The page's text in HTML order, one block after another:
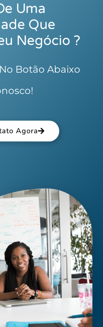
Uma
Que
Negócio ?
Botão Abaixo
Agora